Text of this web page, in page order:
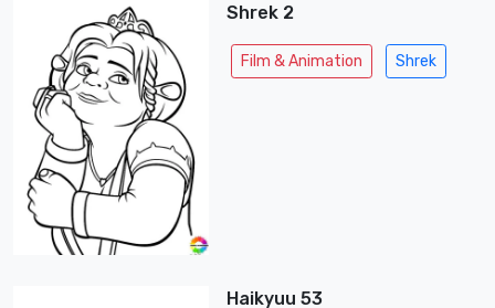
Shrek 2
Film & Animation Shrek
Haikyuu 53